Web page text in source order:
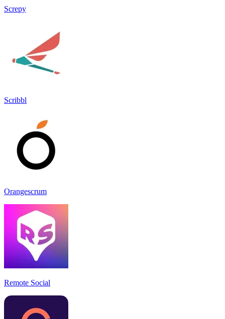
Screpy
Scribbl
Orangescrum
Remote Social